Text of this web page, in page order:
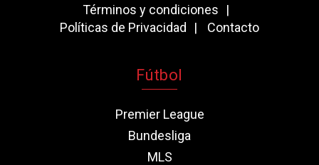
Términos y condiciones
Políticas de Privacidad
Contacto
Fútbol
Premier League
Bundesliga
MLS